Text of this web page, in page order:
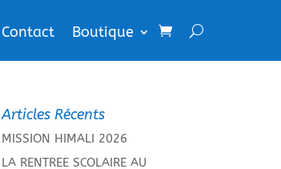
Contact Boutique
Articles Récents
MISSION HIMALI 2026
LA RENTREE SCOLAIRE AU